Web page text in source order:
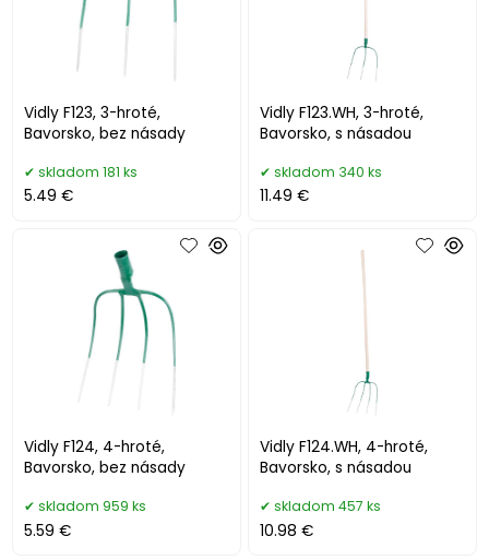
Vidly F123, 3-hroté,
Bavorsko, bez násady
skladom 181 ks
5.49 €
Vidly F123.WH, 3-hroté,
Bavorsko, s násadou
skladom 340 ks
11.49 €
Vidly F124, 4-hroté,
Bavorsko, bez násady
skladom 959 ks
5.59 €
Vidly F124.WH, 4-hroté,
Bavorsko, s násadou
skladom 457 ks
10.98 €